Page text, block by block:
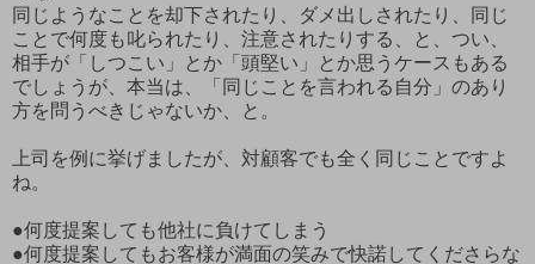
同じようなことを却下されたり、ダメ出しされたり、同じ
ことで何度も叱られたり、注意されたりする、と、つい、
相手が「しつこい」とか「頭堅い」とか思うケースもある
でしょうが、本当は、「同じことを言われる自分」のあり
方を問うべきじゃないか、と。
上司を例に挙げましたが、対顧客でも全く同じことですよ
ね。
●何度提案しても他社に負けてしまう
●何度提案してもお客様が満面の笑みで快諾してくださらな